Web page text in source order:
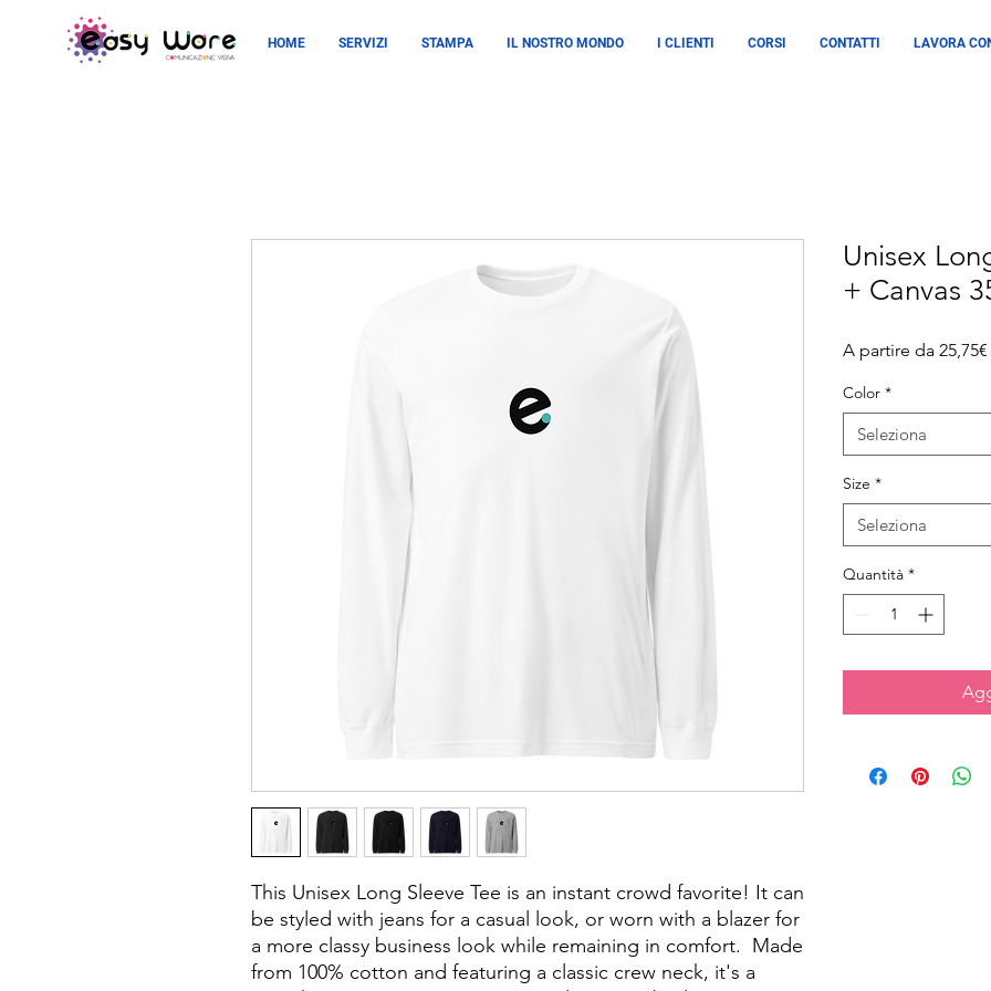
HOME SERVIZI STAMPA IL NOSTRO MONDO I CLIENTI CORSI CONTATTI LAVORA
This Unisex Long Sleeve Tee is an instant crowd favorite! It can
be styled with jeans for a casual look, or worn with a blazer for
a more classy business look while remaining in comfort.  Made
from 100% cotton and featuring a classic crew neck, it's a
Unisex
+ Canvas
A partire da 25,75€
Color *
Seleziona
Size *
Seleziona
Quantità *